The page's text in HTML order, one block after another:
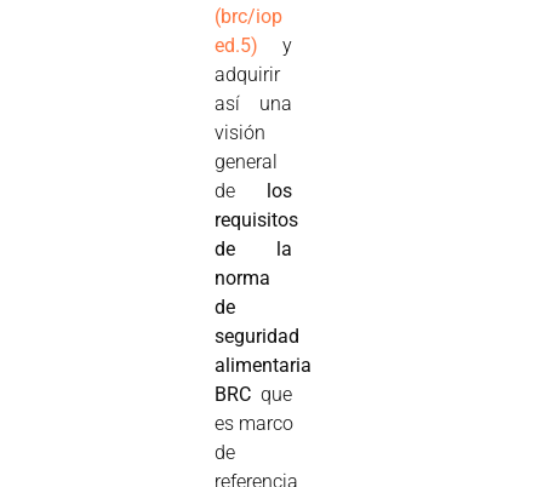
(brc/iop
ed.5) y
adquirir
así una
visión
general
de los
requisitos
de la
norma
de
seguridad
alimentaria
BRC que
es marco
de
referencia